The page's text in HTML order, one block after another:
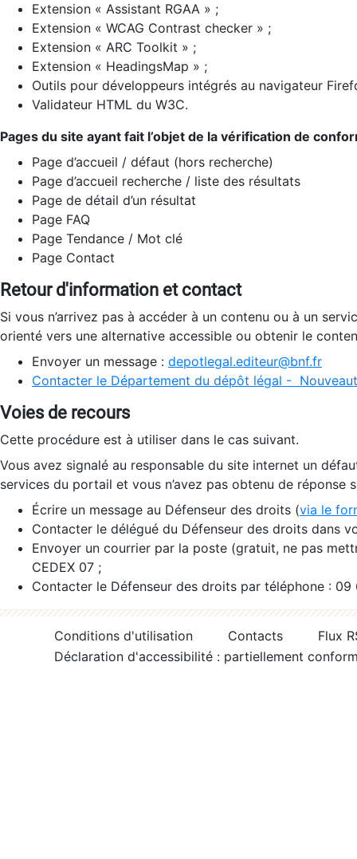
Extension « Assistant RGAA » ;
Extension « WCAG Contrast checker » ;
Extension « ARC Toolkit » ;
Extension « HeadingsMap » ;
Outils pour développeurs intégrés au navigateur
Validateur HTML du W3C.
Pages du site ayant fait l’objet de la vérification de
Page d’accueil / défaut (hors recherche)
Page d’accueil recherche / liste des résultats
Page de détail d’un résultat
Page FAQ
Page Tendance / Mot clé
Page Contact
Retour d'information et contact
Si vous n’arrivez pas à accéder à un contenu ou à un
orienté vers une alternative accessible ou obtenir le
Envoyer un message : depotlegal.editeur@bnf.fr
Contacter le Département du dépôt légal -
Voies de recours
Cette procédure est à utiliser dans le cas suivant.
Vous avez signalé au responsable du site internet un
services du portail et vous n’avez pas obtenu de réponse
Écrire un message au Défenseur des droits (via le
Contacter le délégué du Défenseur des droits dans
Envoyer un courrier par la poste (gratuit, ne pas
CEDEX 07 ;
Contacter le Défenseur des droits par téléphone :
Conditions d'utilisation Contacts
Flux
Déclaration d'accessibilité : partiellement